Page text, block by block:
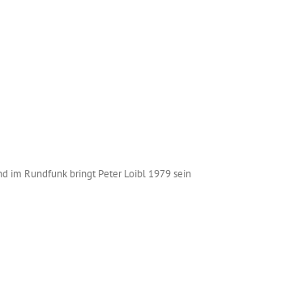
im Rundfunk bringt Peter Loibl 1979 sein